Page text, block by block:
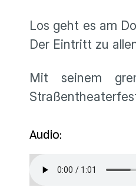
Los geht es am
Der Eintritt zu
Mit seinem
Audio: